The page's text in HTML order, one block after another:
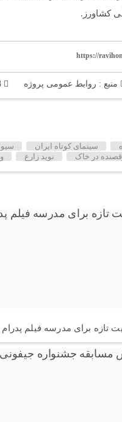
کشاورز.
https://
منبع : روابط عمومی پروژه
سینمای کوتاه ایران
در خاک نوید زارع
تازه برای مدرسه فیلم